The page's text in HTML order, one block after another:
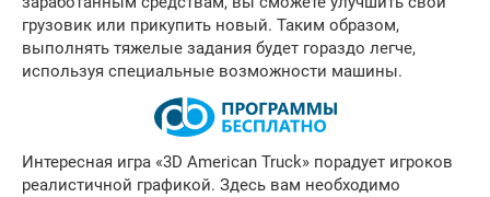
грузовик или прикупить новый. Таким образом,
выполнять тяжелые задания будет гораздо легче,
используя специальные возможности машины.
Интересная игра «3D American Truck» порадует игроков
реалистичной графикой. Здесь вам необходимо